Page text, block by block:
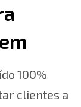
100%
clientes a